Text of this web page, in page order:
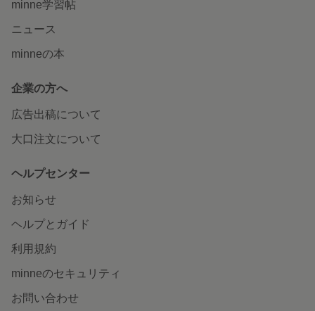
minne学習帖
ニュース
minneの本
企業の方へ
広告出稿について
大口注文について
ヘルプセンター
お知らせ
ヘルプとガイド
利用規約
minneのセキュリティ
お問い合わせ